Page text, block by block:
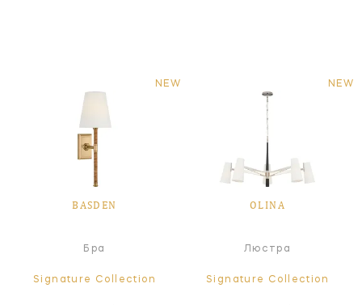
NEW
BASDEN
Бра
Signature Collection
NEW
OLINA
Люстра
Signature Collection